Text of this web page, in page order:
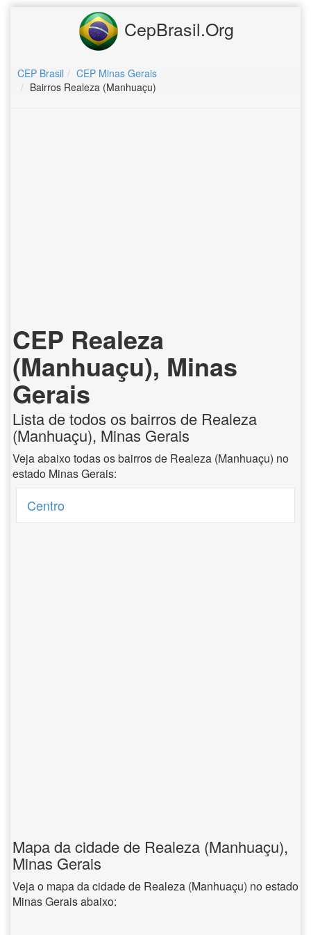
CepBrasil.Org
CEP Brasil
CEP Minas Gerais
Bairros Realeza (Manhuaçu)
CEP Realeza
(Manhuaçu), Minas
Gerais
Lista de todos os bairros de Realeza
(Manhuaçu), Minas Gerais
Veja abaixo todas os bairros de Realeza (Manhuaçu) no
estado Minas Gerais:
Centro
Mapa da cidade de Realeza (Manhuaçu),
Minas Gerais
Veja o mapa da cidade de Realeza (Manhuaçu) no estado
Minas Gerais abaixo: